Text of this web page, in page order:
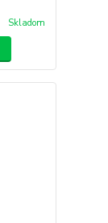
Skladom